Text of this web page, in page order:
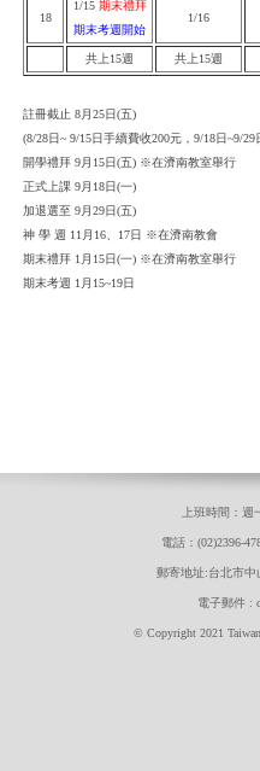
18
1/15 期末禮拜
期末考週開始
1/16
共上15週 共上15週
註冊截止 8月25日(五)
(8/28日~ 9/15日手續費收200元，9/18日~9/
開學禮拜 9月15日(五) ※在濟南教室舉行
正式上課 9月18日(一)
加退選至 9月29日(五)
神 學 週 11月16、17日 ※在濟南教會
期末禮拜 1月15日(一) ※在濟南教室舉行
期末考週 1月15~19日
上班時間：週
電話：(02)2396-
郵寄地址:台北市中
電子郵件 :
© Copyright 2021